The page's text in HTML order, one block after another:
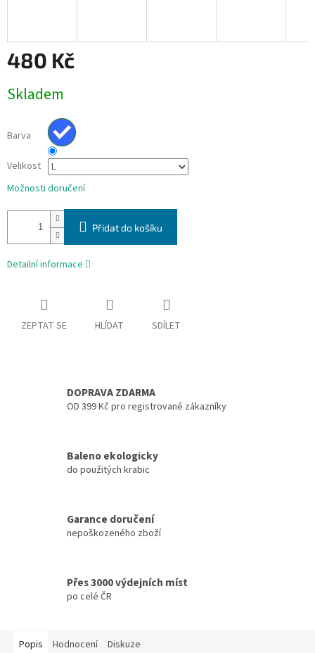
480 Kč
cena:
Skladem
Barva
Velikost
Možnosti doručení
Přidat do košíku
Detailní informace
ZEPTAT SE HLÍDAT SDÍLET
DOPRAVA ZDARMA
OD 399 Kč pro registrované zákazníky
Baleno ekologicky
do použitých krabic
Garance doručení
nepoškozeného zboží
Přes 3000 výdejních míst
po celé ČR
Popis Hodnocení Diskuze